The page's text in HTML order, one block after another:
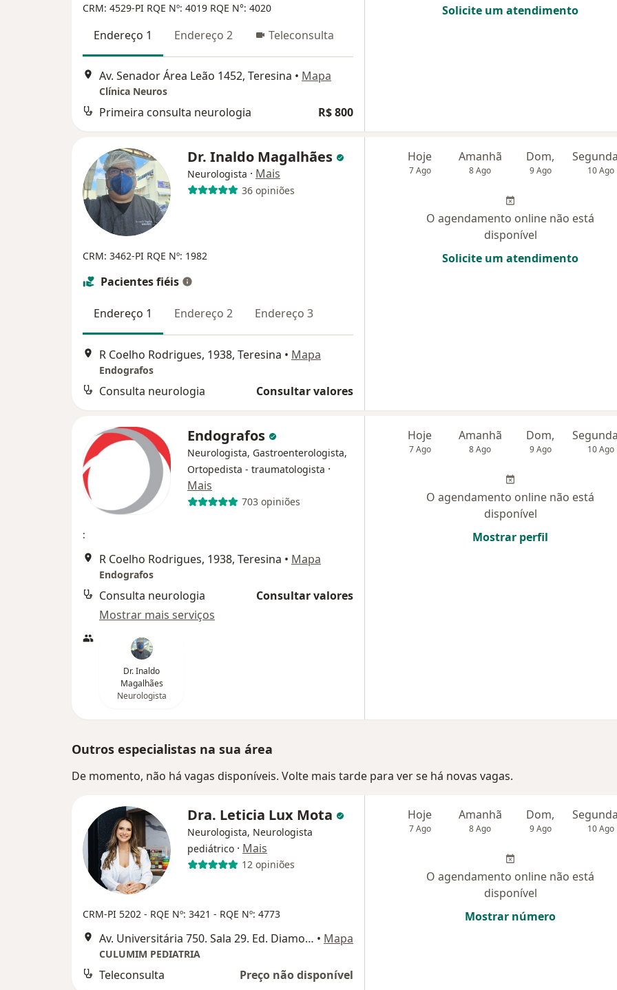
CRM: 4529-PI RQE Nº: 4019 RQE N°: 4020
Endereço 1 Endereço 2 Teleconsulta
Av. Senador Área Leão 1452, Teresina • Mapa
Clínica Neuros
Primeira consulta neurologia R$ 800
Solicite um atendimento
Dr. Inaldo Magalhães
Neurologista · Mais
36 opiniões
CRM: 3462-PI RQE Nº: 1982
Pacientes fiéis
Endereço 1 Endereço 2 Endereço 3
R Coelho Rodrigues, 1938, Teresina • Mapa
Endografos
Consulta neurologia Consultar valores
Hoje
7 Ago
Amanhã
8 Ago
Dom,
9 Ago 10 Ago
O agendamento online não está
disponível
Solicite um atendimento
Endografos
Neurologista, Gastroenterologista,
Ortopedista - traumatologista ·
Mais
703 opiniões
:
R Coelho Rodrigues, 1938, Teresina • Mapa
Endografos
Consulta neurologia
Consultar valores
Mostrar mais serviços
Dr. Inaldo
Magalhães
Neurologista
Hoje
7 Ago
Amanhã
8 Ago
Dom,
9 Ago 10 Ago
O agendamento online não está
disponível
Mostrar perfil
Outros especialistas na sua área
De momento, não há vagas disponíveis. Volte mais tarde para ver se há novas vagas.
Dra. Leticia Lux Mota
Neurologista, Neurologista
pediátrico · Mais
12 opiniões
CRM-PI 5202 - RQE Nº: 3421 - RQE Nº: 4773
Av. Universitária 750. Sala 29. Ed. Diamond Center, Teresina • Mapa
CULUMIM PEDIATRIA
Teleconsulta Preço não disponível
Hoje
7 Ago
Amanhã
8 Ago
Dom,
9 Ago 10 Ago
O agendamento online não está
disponível
Mostrar número